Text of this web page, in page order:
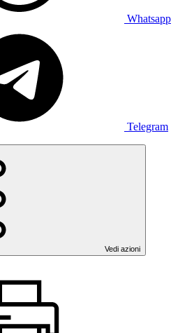
Whatsapp
Telegram
Vedi azioni